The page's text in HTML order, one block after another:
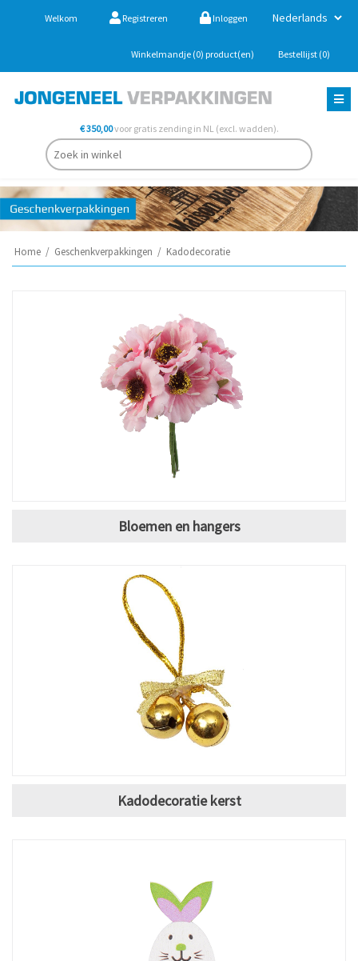
Welkom Registreren Inloggen
Winkelmandje (0) product(en) Bestellijst (0)
€ 350,00voor gratis zending in NL (excl. wadden).
Home / Geschenkverpakkingen / Kadodecoratie
Bloemen en hangers
Kadodecoratie kerst